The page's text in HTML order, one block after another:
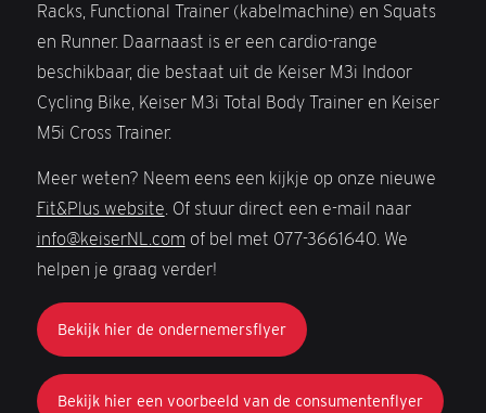
Racks, Functional Trainer (kabelmachine) en Squats
en Runner. Daarnaast is er een cardio-range
beschikbaar, die bestaat uit de Keiser M3i Indoor
Cycling Bike, Keiser M3i Total Body Trainer en Keiser
M5i Cross Trainer.
Meer weten? Neem eens een kijkje op onze nieuwe
Fit&Plus website . Of stuur direct een e-mail naar
info@keiserNL.com of bel met 077-3661640. We
helpen je graag verder!
Bekijk hier de ondernemersflyer
Bekijk hier een voorbeeld van de consumentenflyer